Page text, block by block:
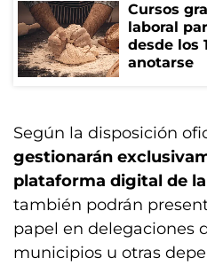
Cursos
laboral
desde los
anotarse
Según la disposición
gestionarán
plataforma digital de la
también podrán
papel en delegaciones
municipios u otras